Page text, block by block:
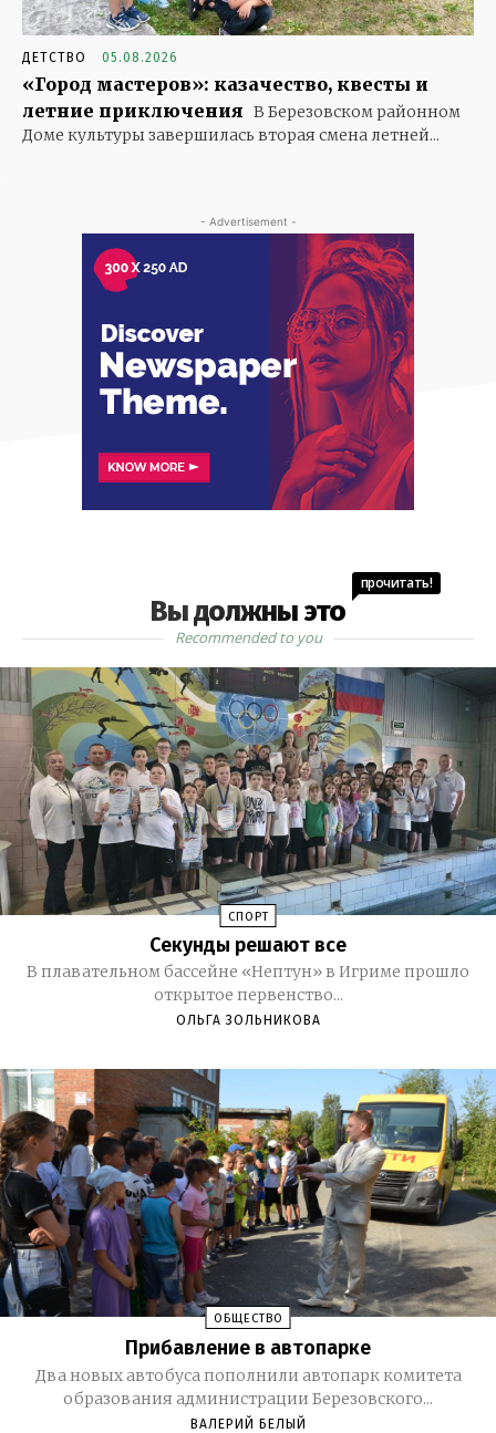
ДЕТСТВО 05.08.2026
«Город мастеров»: казачество, квесты и
летние приключения В Березовском районном
Доме культуры завершилась вторая смена летней...
- Advertisement -
Вы должны это
прочитать!
Recommended to you
СПОРТ
Секунды решают все
В плавательном бассейне «Нептун» в Игриме прошло
открытое первенство...
ОЛЬГА ЗОЛЬНИКОВА
ОБЩЕСТВО
Прибавление в автопарке
Два новых автобуса пополнили автопарк комитета
образования администрации Березовского...
ВАЛЕРИЙ БЕЛЫЙ